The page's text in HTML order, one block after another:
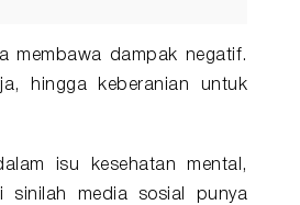
membawa dampak negatif.
hingga keberanian untuk
isu kesehatan mental,
sinilah media sosial punya